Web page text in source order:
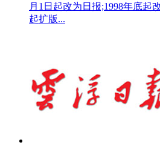
月1日起改为日报;1998年底起
起扩版...